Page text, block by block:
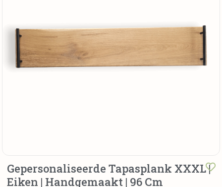
Gepersonaliseerde Tapasplank XXXL |
Eiken | Handgemaakt | 96 Cm